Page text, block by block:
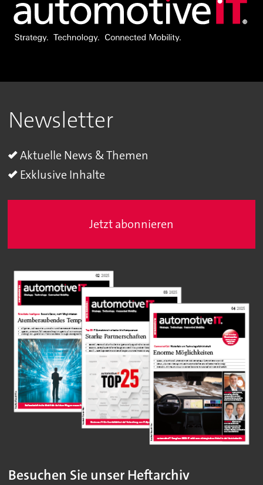
Newsletter
Aktuelle News & Themen
Exklusive Inhalte
Jetzt abonnieren
Besuchen Sie unser Heftarchiv